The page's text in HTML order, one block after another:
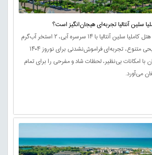
سلین آنتالیا تجربه‌ای هیجان‌انگیز است؟
پارک آبی هیجان‌انگیز هتل کاملیا سلین آنتالیا با ۱۴ سرسره آبی، ۲ استخر آب‌گرم
روباز و برنامه‌های تفریحی متنوع، تجربه‌ای فراموش‌نشدنی برای نوروز ۱۴۰۴
با امکانات بی‌نظیر، لحظات شاد و مفرحی را برای تمام
می‌آورد.